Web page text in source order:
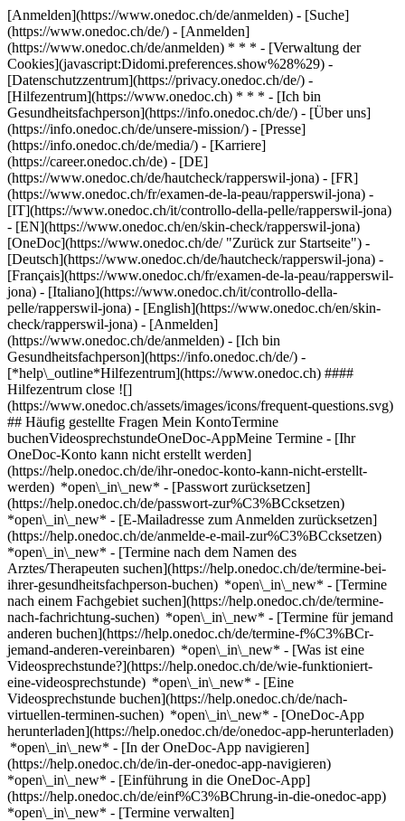
[Anmelden](https://www.onedoc.ch/de/anmelden) - [Suche]
(https://www.onedoc.ch/de/) - [Anmelden]
(https://www.onedoc.ch/de/anmelden) * * * - [Verwaltung der
Cookies](javascript:Didomi.preferences.show%28%29) -
[Datenschutzzentrum](https://privacy.onedoc.ch/de/) -
[Hilfezentrum](https://www.onedoc.ch) * * * - [Ich bin
Gesundheitsfachperson](https://info.onedoc.ch/de/) - [Über uns]
(https://info.onedoc.ch/de/unsere-mission/) - [Presse]
(https://info.onedoc.ch/de/media/) - [Karriere]
(https://career.onedoc.ch/de) - [DE]
(https://www.onedoc.ch/de/hautcheck/rapperswil-jona) - [FR]
(https://www.onedoc.ch/fr/examen-de-la-peau/rapperswil-jona) -
[IT](https://www.onedoc.ch/it/controllo-della-pelle/rapperswil-jona)
- [EN](https://www.onedoc.ch/en/skin-check/rapperswil-jona)
[OneDoc](https://www.onedoc.ch/de/ "Zurück zur Startseite") -
[Deutsch](https://www.onedoc.ch/de/hautcheck/rapperswil-jona) -
[Français](https://www.onedoc.ch/fr/examen-de-la-peau/rapperswil-
jona) - [Italiano](https://www.onedoc.ch/it/controllo-della-
pelle/rapperswil-jona) - [English](https://www.onedoc.ch/en/skin-
check/rapperswil-jona) - [Anmelden]
(https://www.onedoc.ch/de/anmelden) - [Ich bin
Gesundheitsfachperson](https://info.onedoc.ch/de/) -
[*help\_outline*Hilfezentrum](https://www.onedoc.ch) ####
Hilfezentrum close ![]
(https://www.onedoc.ch/assets/images/icons/frequent-questions.svg)
## Häufig gestellte Fragen Mein KontoTermine
buchenVideosprechstundeOneDoc-AppMeine Termine - [Ihr
OneDoc-Konto kann nicht erstellt werden]
(https://help.onedoc.ch/de/ihr-onedoc-konto-kann-nicht-erstellt-
werden) *open\_in\_new* - [Passwort zurücksetzen]
(https://help.onedoc.ch/de/passwort-zur%C3%BCcksetzen)
*open\_in\_new* - [E-Mailadresse zum Anmelden zurücksetzen]
(https://help.onedoc.ch/de/anmelde-e-mail-zur%C3%BCcksetzen)
*open\_in\_new* - [Termine nach dem Namen des
Arztes/Therapeuten suchen](https://help.onedoc.ch/de/termine-bei-
ihrer-gesundheitsfachperson-buchen) *open\_in\_new* - [Termine
nach einem Fachgebiet suchen](https://help.onedoc.ch/de/termine-
nach-fachrichtung-suchen) *open\_in\_new* - [Termine für jemand
anderen buchen](https://help.onedoc.ch/de/termine-f%C3%BCr-
jemand-anderen-vereinbaren) *open\_in\_new* - [Was ist eine
Videosprechstunde?](https://help.onedoc.ch/de/wie-funktioniert-
eine-videosprechstunde) *open\_in\_new* - [Eine
Videosprechstunde buchen](https://help.onedoc.ch/de/nach-
virtuellen-terminen-suchen) *open\_in\_new* - [OneDoc-App
herunterladen](https://help.onedoc.ch/de/onedoc-app-herunterladen)
*open\_in\_new* - [In der OneDoc-App navigieren]
(https://help.onedoc.ch/de/in-der-onedoc-app-navigieren)
*open\_in\_new* - [Einführung in die OneDoc-App]
(https://help.onedoc.ch/de/einf%C3%BChrung-in-die-onedoc-app)
*open\_in\_new* - [Termine verwalten](https://help.onedoc.ch/de/termine-verwalten) *open\_in\_new* - [Termine absagen](https://help.onedoc.ch/de/online-gebuchte-termine-absagen) *open\_in\_new* - [Ich erhalte keine Terminbestätigung](https://help.onedoc.ch/de/ich-erhalte-keine-terminbest%C3%A4tigung) *open\_in\_new* [Alle unsere Artikel anzeigen *open\_in\_new*](https://help.onedoc.ch/de/) close ## Ihre Suche bearbeiten ![Haus mit Pluszeichen, das anzeigt, dass eine Konsultation vor Ort möglich ist](https://www.onedoc.ch/assets/images/icons/on-site.svg) Vor Ort ![Kamera mit Play-Symbol, die anzeigt, dass eine Konsultation per Video aus der Ferne möglich ist](https://www.onedoc.ch/assets/images/icons/remote.svg) Virtuell Suche #### Fachrichtung #### Gesundheitsfachperson #### Einrichtung edit Hautcheck in Rapperswil-Jona tune Filter Neue Patienten*keyboard\_arrow\_down* - Zugelassen*check\_circle* Gesprochene Sprachen*keyboard\_arrow\_down* - Bosnisch*check\_circle* - Deutsch*check\_circle* - Englisch*check\_circle* - Französisch*check\_circle* - Italienisch*check\_circle* - Kroatisch*check\_circle* - Serbisch*check\_circle* - Spanisch*check\_circle* - Ungarisch*check\_circle* Geschlecht*keyboard\_arrow\_down* - Weiblich*check\_circle* - Männlich*check\_circle* Netzwerk*keyboard\_arrow\_down* - Hirslanden*check\_circle* - mediX*check\_circle* - Medbase*check\_circle* Verfügbarkeit*keyboard\_arrow\_down* - Heute*check\_circle* - In den nächsten 3 Tagen*check\_circle* - In den nächsten 7 Tagen*check\_circle* - In den nächsten 14 Tagen*check\_circle* # __Hautcheck__ in __Rapperswil-Jona__: Buchen Sie heute Ihren Termin online ## 8 Ergebnisse in Rapperswil-Jona [![Dr. med. Eva Roffler-Sailer, Hautärztin (Dermatologin) in Rapperswil-Jona](https://assets.onedoc.ch/images/users/fcaa6ffc84baa9c9046eca50023c8cb7e9b01051c12fa893a21384accad74488-small.jpg "Dr. med. Eva Roffler-Sailer, Hautärztin (Dermatologin) in Rapperswil-Jona")](https://www.onedoc.ch/de/hautarztin-dermatologin/rapperswil-jona/pc1nm/dr-med-eva-roffler-sailer) ### [Dr. med. Eva Roffler-Sailer](https://www.onedoc.ch/de/hautarztin-dermatologin/rapperswil-jona/pc1nm/dr-med-eva-roffler-sailer) ![Abzeichen, das ein verifiziertes Profil kennzeichnet](https://www.onedoc.ch/assets/images/icons/checkmark.svg) [Hautärztin (Dermatologin)](https://www.onedoc.ch/de/hautarzt-dermatologe/rapperswil-jona) [rappjderm – Dermatologisches Zentrum](https://www.onedoc.ch/de/gruppenpraxis/rapperswil-jona/eoq4/rappjderm-dermatologisches-zentrum) Bühlstrasse 13 8645 Rapperswil-Jona ![Patient mit Pluszeichen, der anzeigt, dass neue Patienten angenommen werden](https://www.onedoc.ch/assets/images/icons/new-patients.svg)Akzeptiert neue Patienten [Termin buchen](https://www.onedoc.ch/de/hautarztin-dermatologin/rapperswil-jona/pc1nm/dr-med-eva-roffler-sailer) Expertisen: Hautcheck, [Ekzem](https://www.onedoc.ch/de/ekzem/rapperswil-jona), [Akne](https://www.onedoc.ch/de/akne/rapperswil-jona), [Allergie | AllergoTest | Allergieabklärung](https://www.onedoc.ch/de/allergie-allergotest-allergieabklarung/rapperswil-jona), [Verbrennung | Brandwunden | Verbrühung](https://www.onedoc.ch/de/verbrennung-brandwunden-verbruhung/rapperswil-jona), [Behandlung von Pigmentflecken](https://www.onedoc.ch/de/behandlung-von-pigmentflecken/rapperswil-jona), [Hyperhidrose | Übermässiges Schwitzen](https://www.onedoc.ch/de/hyperhidrose-ubermassiges-schwitzen/rapperswil-jona), [Hautkrebs](https://www.onedoc.ch/de/hautkrebs/rapperswil-jona), [Couperose | Rosacea](https://www.onedoc.ch/de/couperose-rosacea/rapperswil-jona)Mehr anzeigen *chevron\_left* Di. 04 Aug. *chevron\_right* Mehr Termine anzeigen *error\_outline* Beim Laden der Verfügbarkeiten ist ein Fehler aufgetreten [Erneut versuchen](https://www.onedoc.ch) Expertisen: Hautcheck, [Ekzem](https://www.onedoc.ch/de/ekzem/rapperswil-jona), [Akne](https://www.onedoc.ch/de/akne/rapperswil-jona), [Allergie | AllergoTest | Allergieabklärung](https://www.onedoc.ch/de/allergie-allergotest-allergieabklarung/rapperswil-jona), [Verbrennung | Brandwunden | Verbrühung](https://www.onedoc.ch/de/verbrennung-brandwunden-verbruhung/rapperswil-jona), [Behandlung von Pigmentflecken](https://www.onedoc.ch/de/behandlung-von-pigmentflecken/rapperswil-jona), [Hyperhidrose | Übermässiges Schwitzen](https://www.onedoc.ch/de/hyperhidrose-ubermassiges-schwitzen/rapperswil-jona), [Hautkrebs](https://www.onedoc.ch/de/hautkrebs/rapperswil-jona), [Couperose | Rosacea](https://www.onedoc.ch/de/couperose-rosacea/rapperswil-jona)Mehr anzeigen [![Medbase Apotheke Jona, Apotheke in Rapperswil-Jona](https://assets.onedoc.ch/images/entities/5fbc2bf0cfb624e1caa95f2e4576268d173107796cffcbb98155cbb0b9567b44-small.jpg "Medbase Apotheke Jona, Apotheke in Rapperswil-Jona")](https://www.onedoc.ch/de/apotheke/rapperswil-jona/e3ak/medbase-apotheke-jona) ### [Medbase Apotheke Jona](https://www.onedoc.ch/de/apotheke/rapperswil-jona/e3ak/medbase-apotheke-jona) ![Abzeichen, das ein verifiziertes Profil kennzeichnet](https://www.onedoc.ch/assets/images/icons/checkmark.svg) Apotheke Molkereistrasse 10 8645 Rapperswil-Jona ![Patient mit Pluszeichen, der anzeigt, dass neue Patienten angenommen werden](https://www.onedoc.ch/assets/images/icons/new-patients.svg)Akzeptiert neue Patienten [Termin buchen](https://www.onedoc.ch/de/apotheke/rapperswil-jona/e3ak/medbase-apotheke-jona) *chevron\_left* Di. 04 Aug. *chevron\_right* Mehr Termine anzeigen *error\_outline* Beim Laden der Verfügbarkeiten ist ein Fehler aufgetreten [Erneut versuchen](https://www.onedoc.ch) [![Dr. med. Tim Hartmann, Hautarzt (Dermatologe) in Rapperswil-Jona](https://assets.onedoc.ch/images/users/091fbd8a728d95e3c72e65b7c7f15e0f1afc5ad4558fc6383f78c859841c2f06-small.jpg "Dr. med. Tim Hartmann, Hautarzt (Dermatologe) in Rapperswil-Jona")](https://www.onedoc.ch/de/hautarzt-dermatologe/rapperswil-jona/pc1ns/dr-med-tim-hartmann) ### [Dr. med. Tim Hartmann](https://www.onedoc.ch/de/hautarzt-dermatologe/rapperswil-jona/pc1ns/dr-med-tim-hartmann) ![Abzeichen, das ein verifiziertes Profil kennzeichnet](https://www.onedoc.ch/assets/images/icons/checkmark.svg) [Hautarzt (Dermatologe)](https://www.onedoc.ch/de/hautarzt-dermatologe/rapperswil-jona) [rappjderm – Dermatologisches Zentrum](https://www.onedoc.ch/de/gruppenpraxis/rapperswil-jona/eoq4/rappjderm-dermatologisches-zentrum) Bühlstrasse 13 8645 Rapperswil-Jona ![Patient mit Pluszeichen, der anzeigt, dass neue Patienten angenommen werden](https://www.onedoc.ch/assets/images/icons/new-patients.svg)Akzeptiert neue Patienten [Termin buchen](https://www.onedoc.ch/de/hautarzt-dermatologe/rapperswil-jona/pc1ns/dr-med-tim-hartmann) Expertisen: Hautcheck, [Allergie | AllergoTest | Allergieabklärung](https://www.onedoc.ch/de/allergie-allergotest-allergieabklarung/rapperswil-jona), [Hautkrebs](https://www.onedoc.ch/de/hautkrebs/rapperswil-jona), [Behandlung von Pigmentflecken](https://www.onedoc.ch/de/behandlung-von-pigmentflecken/rapperswil-jona), [Akne](https://www.onedoc.ch/de/akne/rapperswil-jona), [Hyperhidrose | Übermässiges Schwitzen](https://www.onedoc.ch/de/hyperhidrose-ubermassiges-schwitzen/rapperswil-jona), [Couperose | Rosacea](https://www.onedoc.ch/de/couperose-rosacea/rapperswil-jona), [Verbrennung | Brandwunden | Verbrühung](https://www.onedoc.ch/de/verbrennung-brandwunden-verbruhung/rapperswil-jona), [Ekzem](https://www.onedoc.ch/de/ekzem/rapperswil-jona)Mehr anzeigen *chevron\_left* Di. 04 Aug. *chevron\_right* Mehr Termine anzeigen *error\_outline* Beim Laden der Verfügbarkeiten ist ein Fehler aufgetreten [Erneut versuchen](https://www.onedoc.ch) Expertisen: Hautcheck, [Allergie | AllergoTest | Allergieabklärung](https://www.onedoc.ch/de/allergie-allergotest-allergieabklarung/rapperswil-jona), [Hautkrebs](https://www.onedoc.ch/de/hautkrebs/rapperswil-jona), [Behandlung von Pigmentflecken](https://www.onedoc.ch/de/behandlung-von-pigmentflecken/rapperswil-jona), [Akne](https://www.onedoc.ch/de/akne/rapperswil-jona), [Hyperhidrose | Übermässiges Schwitzen](https://www.onedoc.ch/de/hyperhidrose-ubermassiges-schwitzen/rapperswil-jona), [Couperose | Rosacea](https://www.onedoc.ch/de/couperose-rosacea/rapperswil-jona), [Verbrennung | Brandwunden | Verbrühung](https://www.onedoc.ch/de/verbrennung-brandwunden-verbruhung/rapperswil-jona), [Ekzem](https://www.onedoc.ch/de/ekzem/rapperswil-jona)Mehr anzeigen [![Dr. med. Laura Anca, Hautärztin (Dermatologin) in Rapperswil-Jona](https://assets.onedoc.ch/images/users/3a0b2c796bae4b63b015f3f83cb2cfe911c7d1003525028a66a98e575dfb0128-small.png "Dr. med. Laura Anca, Hautärztin (Dermatologin) in Rapperswil-Jona")](https://www.onedoc.ch/de/hautarztin-dermatologin/rapperswil-jona/pc325/dr-med-laura-anca) ### [Dr. med. Laura Anca](https://www.onedoc.ch/de/hautarztin-dermatologin/rapperswil-jona/pc325/dr-med-laura-anca) ![Abzeichen, das ein verifiziertes Profil kennzeichnet](https://www.onedoc.ch/assets/images/icons/checkmark.svg) [Hautärztin (Dermatologin)](https://www.onedoc.ch/de/hautarzt-dermatologe/rapperswil-jona) [Laura Dermatology](https://www.onedoc.ch/de/medizinische-praxis/rapperswil-jona/ebfdc/laura-dermatology) Obere Bahnhofstrasse 40 8640 Rapperswil-Jona ![Patient mit Pluszeichen, der anzeigt, dass neue Patienten angenommen werden](https://www.onedoc.ch/assets/images/icons/new-patients.svg)Akzeptiert neue Patienten [Termin buchen](https://www.onedoc.ch/de/hautarztin-dermatologin/rapperswil-jona/pc325/dr-med-laura-anca) Expertisen: Hautcheck, [Hautkrebs](https://www.onedoc.ch/de/hautkrebs/rapperswil-jona), [Muttermalkontrolle](https://www.onedoc.ch/de/muttermalkontrolle/rapperswil-jona), [Injektion von Botulinumtoxin](https://www.onedoc.ch/de/injektion-von-botulinumtoxin/rapperswil-jona), [Injektion von Hyaluronsäure](https://www.onedoc.ch/de/injektion-von-hyaluronsaure/rapperswil-jona), [Peeling](https://www.onedoc.ch/de/peeling/rapperswil-jona), [Infusionstherapie |